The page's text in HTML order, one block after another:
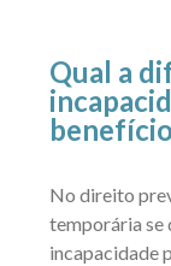
Qual a
No direito
temporária se
incapacidade